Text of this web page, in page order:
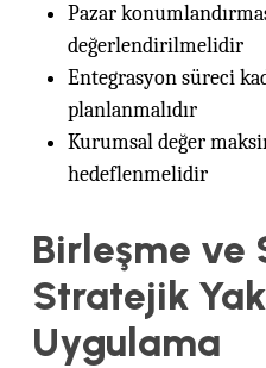
Pazar
değerlendirilmelidir
Entegrasyon süreci
planlanmalıdır
Kurumsal değer
hedeflenmelidir
Birleşme ve
Stratejik
Uygulama